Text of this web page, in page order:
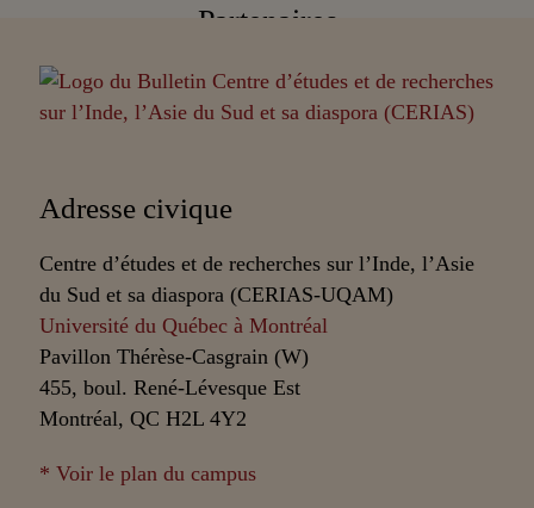
Partenaires
Adresse civique
Centre d’études et de recherches sur l’Inde, l’Asie
du Sud et sa diaspora (CERIAS-UQAM)
Université du Québec à Montréal
Pavillon Thérèse-Casgrain (W)
455, boul. René-Lévesque Est
Montréal, QC H2L 4Y2
* Voir le plan du campus